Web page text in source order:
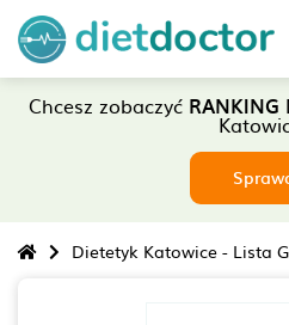
Chcesz zobaczyć RANKING
Dietetyk Katowice - Lista